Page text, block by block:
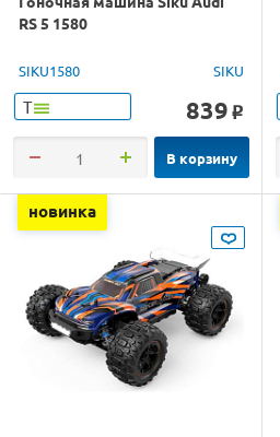
RS 5 1580
SIKU1580 SIKU
Т 839 o
В корзину
новинка